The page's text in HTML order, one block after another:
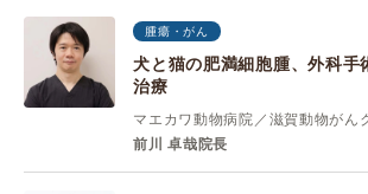
腫瘍・がん
犬と猫の肥満細胞腫、外科手
治療
マエカワ動物病院／滋賀動物がん
前川 卓哉院長